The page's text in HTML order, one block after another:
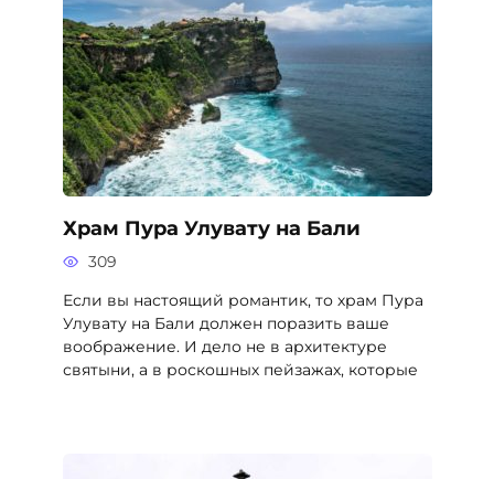
Храм Пура Улувату на Бали
309
Если вы настоящий романтик, то храм Пура
Улувату на Бали должен поразить ваше
воображение. И дело не в архитектуре
святыни, а в роскошных пейзажах, которые